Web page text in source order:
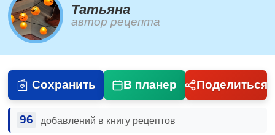
Татьяна
автор рецепта
Сохранить В планер Поделиться
96 добавлений в книгу рецептов